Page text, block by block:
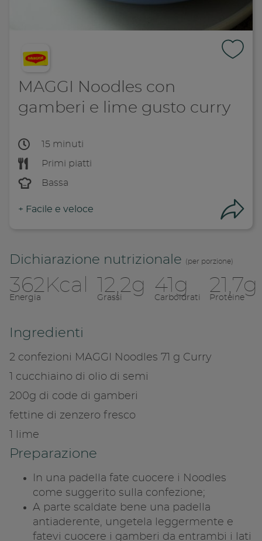
MAGGI Noodles con
gamberi e lime gusto curry
15 minuti
Primi piatti
Bassa
+ Facile e veloce
Copia
Dichiarazione nutrizionale (per porzione)
362Kcal
Energia
12,2g
Grassi
41g
Carboidrati
21,7g
Proteine
Ingredienti
2 confezioni MAGGI Noodles 71 g Curry
1 cucchiaino di olio di semi
200g di code di gamberi
fettine di zenzero fresco
1 lime
Preparazione
In una padella fate cuocere i Noodles
come suggerito sulla confezione;
A parte scaldate bene una padella
antiaderente, ungetela leggermente e
fatevi cuocere i gamberi da entrambi i lati